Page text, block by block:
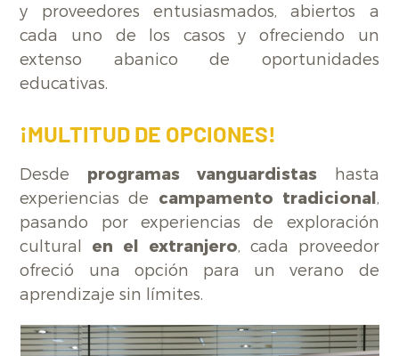
y proveedores entusiasmados, abiertos a
cada uno de los casos y ofreciendo un
extenso abanico de oportunidades
educativas.
¡MULTITUD DE OPCIONES!
Desde programas vanguardistas hasta
experiencias de campamento tradicional ,
pasando por experiencias de exploración
cultural en el extranjero, cada proveedor
ofreció una opción para un verano de
aprendizaje sin límites.